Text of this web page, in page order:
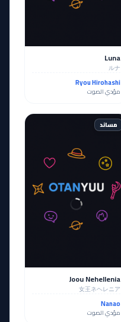
Luna
ルナ
Ryou Hirohashi
مؤدي الصوت
مساند
Joou Nehellenia
女王ネヘレニア
Nanao
مؤدي الصوت